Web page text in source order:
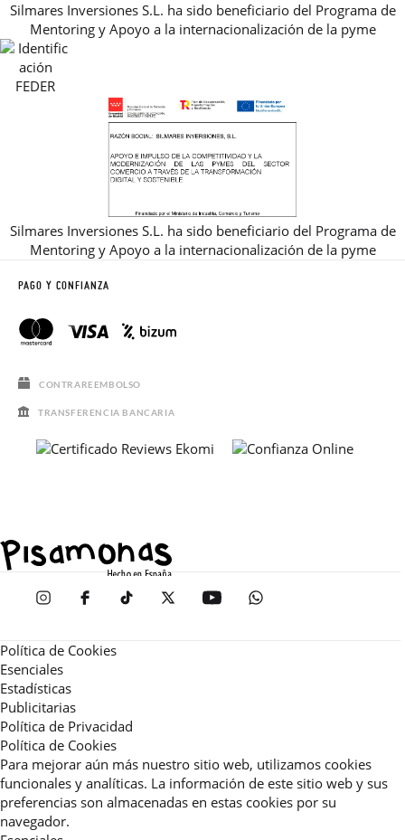
GUIA DE TALLAS
REBAJAS
Silmares Inversiones S.L. ha sido beneficiario del Programa de
Mentoring y Apoyo a la internacionalización de la pyme
Silmares Inversiones S.L. ha sido beneficiario del Programa de
Mentoring y Apoyo a la internacionalización de la pyme
PAGO Y CONFIANZA
CONTRAREEMBOLSO
TRANSFERENCIA BANCARIA
Política de Cookies
Esenciales
Estadísticas
Publicitarias
Política de Privacidad
Política de Cookies
Para mejorar aún más nuestro sitio web, utilizamos cookies
funcionales y analíticas. La información de este sitio web y sus
preferencias son almacenadas en estas cookies por su
navegador.